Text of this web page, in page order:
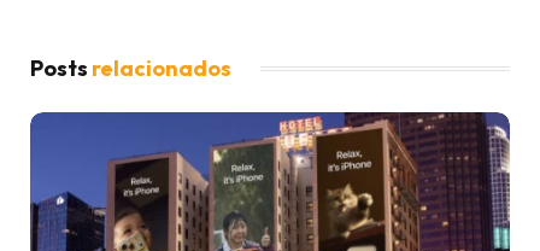
Posts relacionados